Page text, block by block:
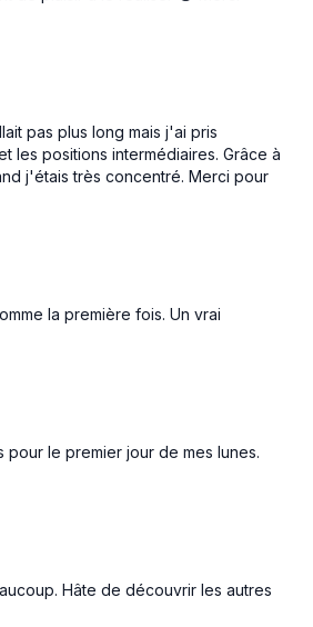
pas plus long mais j'ai pris
les positions intermédiaires. Grâce à
j'étais très concentré. Merci pour
la première fois. Un vrai
le premier jour de mes lunes.
Hâte de découvrir les autres